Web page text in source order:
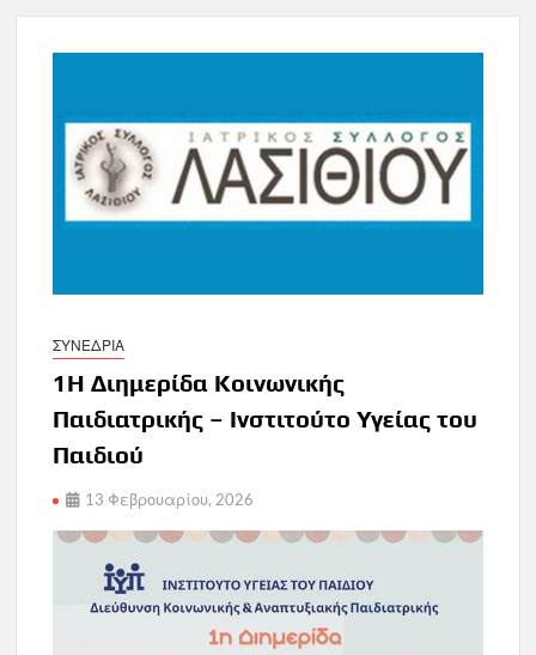
ΣΥΝΕΔΡΙΑ
1Η Διημερίδα Κοινωνικής
Παιδιατρικής – Ινστιτούτο Υγείας του
Παιδιού
13 Φεβρουαρίου, 2026